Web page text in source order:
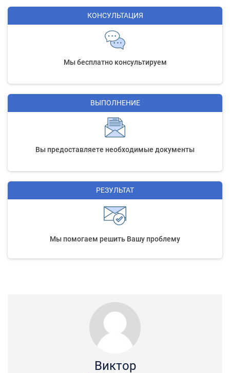
КОНСУЛЬТАЦИЯ
Мы бесплатно консультируем
ВЫПОЛНЕНИЕ
Вы предоставляете необходимые документы
РЕЗУЛЬТАТ
Мы помогаем решить Вашу проблему
Виктор